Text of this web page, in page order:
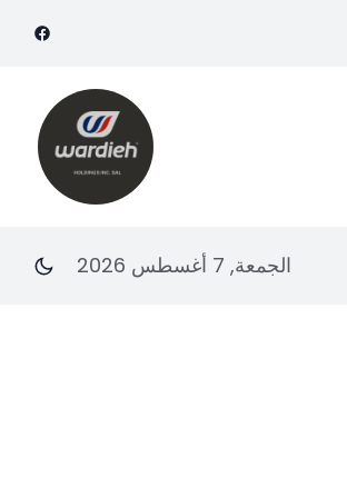
الجمعة, 7 أغسطس 2026